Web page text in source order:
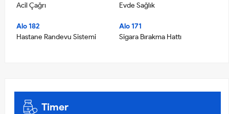
Acil Çağrı
Evde Sağlık
Alo 182
Hastane Randevu Sistemi
Alo 171
Sigara Bırakma Hattı
Timer